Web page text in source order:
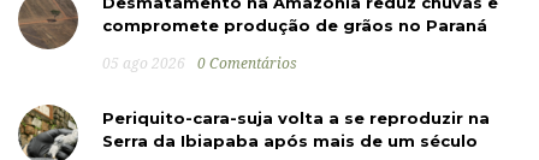
compromete produção de grãos no Paraná
05 ago 2026 0 Comentários
Periquito-cara-suja volta a se reproduzir na
Serra da Ibiapaba após mais de um século